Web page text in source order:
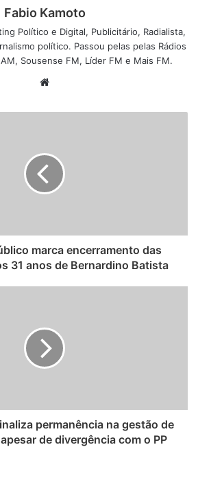
Fabio Kamoto
Político e Digital, Publicitário, Radialista,
político. Passou pelas pelas Rádios
Sousense FM, Líder FM e Mais FM.
b
marca encerramento das
31 anos de Bernardino Batista
permanência na gestão de
de divergência com o PP